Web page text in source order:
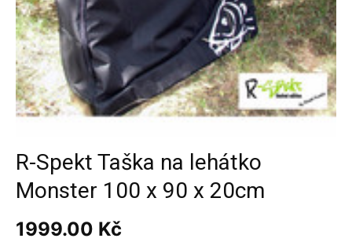
R-Spekt Taška na lehátko
Monster 100 x 90 x 20cm
1999.00 Kč